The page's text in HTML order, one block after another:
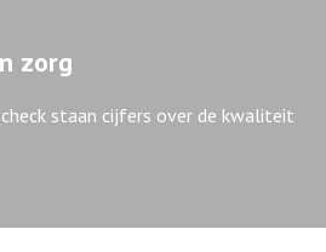
zorg
staan cijfers over de kwaliteit